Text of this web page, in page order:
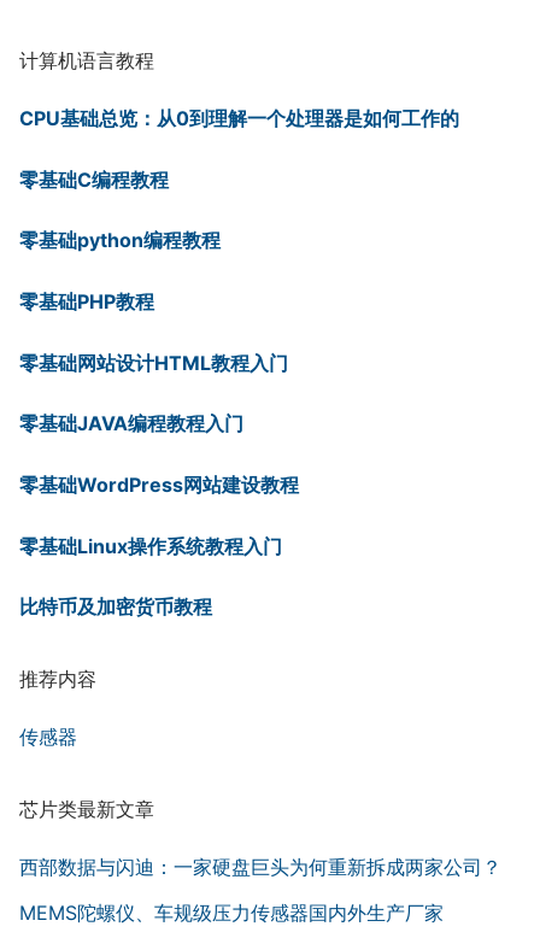
计算机语言教程
CPU基础总览：从0到理解一个处理器是如何工作的
零基础C编程教程
零基础python编程教程
零基础PHP教程
零基础网站设计HTML教程入门
零基础JAVA编程教程入门
零基础WordPress网站建设教程
零基础Linux操作系统教程入门
比特币及加密货币教程
推荐内容
传感器
芯片类最新文章
西部数据与闪迪：一家硬盘巨头为何重新拆成两家公司？
MEMS陀螺仪、车规级压力传感器国内外生产厂家